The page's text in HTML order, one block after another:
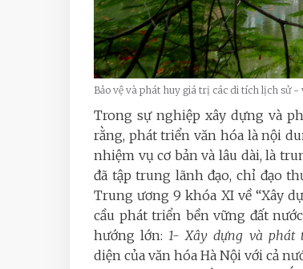
Bảo vệ và phát huy giá trị các di tích lịch sử
Trong sự nghiệp xây dựng và
rằng, phát triển văn hóa là nội
nhiệm vụ cơ bản và lâu dài, là
đã tập trung lãnh đạo, chỉ đạo
Trung ương 9 khóa XI về “Xây
cầu phát triển bền vững đất
hướng lớn:1- Xây dựng và
diện của văn hóa Hà Nội với cả